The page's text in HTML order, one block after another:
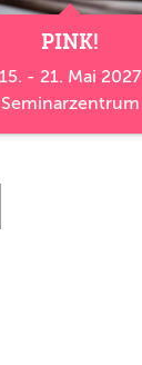
PINK!
15. - 21. Mai 2027
Seminarzentrum